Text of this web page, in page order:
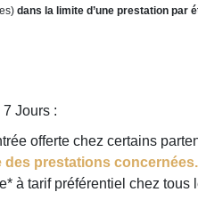
dans la limite d’une prestation par
Jours :
offerte chez certains
des prestations
à tarif préférentiel chez